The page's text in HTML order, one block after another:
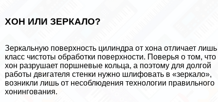
ХОН ИЛИ ЗЕРКАЛО?
Зеркальную поверхность цилиндра от хона отличает лишь
класс чистоты обработки поверхности. Поверья о том, что
хон разрушает поршневые кольца, а поэтому для долгой
работы двигателя стенки нужно шлифовать в «зеркало»,
возникли лишь от несоблюдения технологии правильного
хонингования.